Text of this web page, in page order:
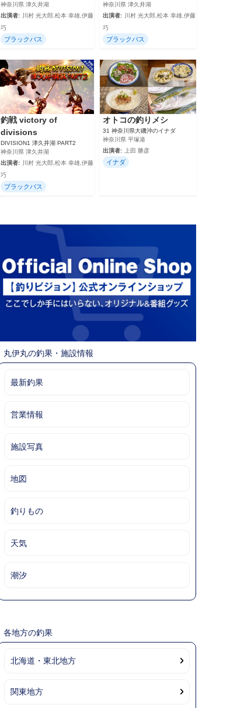
11
神奈川県 津久井湖
出演者:
川村 光大郎,松本 幸雄,伊藤
巧
ブラックバス
神奈川県 津久井湖
出演者:
川村 光大郎,松本 幸雄,伊藤
巧
ブラックバス
釣戦 victory of
divisions
DIVISION1 津久井湖 PART2
神奈川県 津久井湖
出演者:
川村 光大郎,松本 幸雄,伊藤
巧
ブラックバス
オトコの釣りメシ
31 神奈川県大磯沖のイナダ
神奈川県 平塚港
出演者:
上田 勝彦
イナダ
丸伊丸の釣果・施設情報
最新釣果
営業情報
施設写真
地図
釣りもの
天気
潮汐
各地方の釣果
北海道・東北地方
関東地方